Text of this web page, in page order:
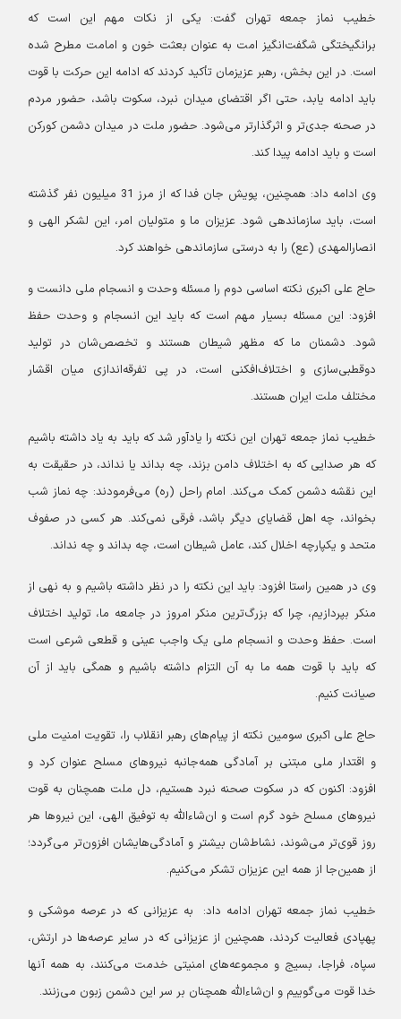
خطیب نماز جمعه تهران گفت: یکی از نکات مهم این است که
برانگیختگی شگفت‌انگیز امت به عنوان بعثت خون و امامت مطرح شده
است. در این بخش، رهبر عزیزمان تأکید کردند که ادامه این حرکت با قوت
باید ادامه یابد، حتی اگر اقتضای میدان نبرد، سکوت باشد، حضور مردم
در صحنه جدی‌تر و اثرگذارتر می‌شود. حضور ملت در میدان دشمن کورکن
است و باید ادامه پیدا کند.
وی ادامه داد: همچنین، پویش جان فدا که از مرز 31 میلیون نفر گذشته
است، باید سازماندهی شود. عزیزان ما و متولیان امر، این لشکر الهی و
انصارالمهدی (عع) را به درستی سازماندهی خواهند کرد.
حاج علی اکبری نکته اساسی دوم را مسئله وحدت و انسجام ملی دانست و
افزود: این مسئله بسیار مهم است که باید این انسجام و وحدت حفظ
شود. دشمنان ما که مظهر شیطان هستند و تخصص‌شان در تولید
دوقطبی‌سازی و اختلاف‌افکنی است، در پی تفرقه‌اندازی میان اقشار
مختلف ملت ایران هستند.
خطیب نماز جمعه تهران این نکته را یادآور شد که باید به یاد داشته باشیم
که هر صدایی که به اختلاف دامن بزند، چه بداند یا نداند، در حقیقت به
این نقشه دشمن کمک می‌کند. امام راحل (ره) می‌فرمودند: چه نماز شب
بخواند، چه اهل قضایای دیگر باشد، فرقی نمی‌کند. هر کسی در صفوف
متحد و یکپارچه اخلال کند، عامل شیطان است، چه بداند و چه نداند.
وی در همین راستا افزود: باید این نکته را در نظر داشته باشیم و به نهی از
منکر بپردازیم، چرا که بزرگ‌ترین منکر امروز در جامعه ما، تولید اختلاف
است. حفظ وحدت و انسجام ملی یک واجب عینی و قطعی شرعی است
که باید با قوت همه‌ ما به آن التزام داشته باشیم و همگی باید از آن
صیانت کنیم.
حاج علی اکبری سومین نکته‌ از پیام‌های رهبر انقلاب را، تقویت امنیت ملی
و اقتدار ملی مبتنی بر آمادگی همه‌جانبه نیروهای مسلح عنوان کرد و
افزود: اکنون که در سکوت صحنه نبرد هستیم، دل ملت همچنان به قوت
نیروهای مسلح خود گرم است و ان‌شاءالله به توفیق الهی، این نیروها هر
روز قوی‌تر می‌شوند، نشاط‌شان بیشتر و آمادگی‌هایشان افزون‌تر می‌گردد؛
از همین‌جا از همه این عزیزان تشکر می‌کنیم.
خطیب نماز جمعه تهران ادامه داد: به عزیزانی که در عرصه موشکی و
پهپادی فعالیت کردند، همچنین از عزیزانی که در سایر عرصه‌ها در ارتش،
سپاه، فراجا، بسیج و مجموعه‌های امنیتی خدمت می‌کنند، به همه آنها
خدا قوت می‌گوییم و ان‌شاءالله همچنان بر سر این دشمن زبون می‌زنند.